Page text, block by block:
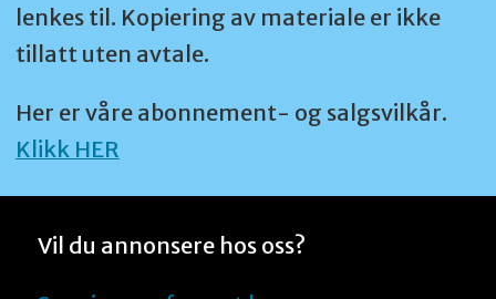
lenkes til. Kopiering av materiale er ikke
tillatt uten avtale.
Her er våre abonnement- og salgsvilkår.
Klikk HER
Vil du annonsere hos oss?